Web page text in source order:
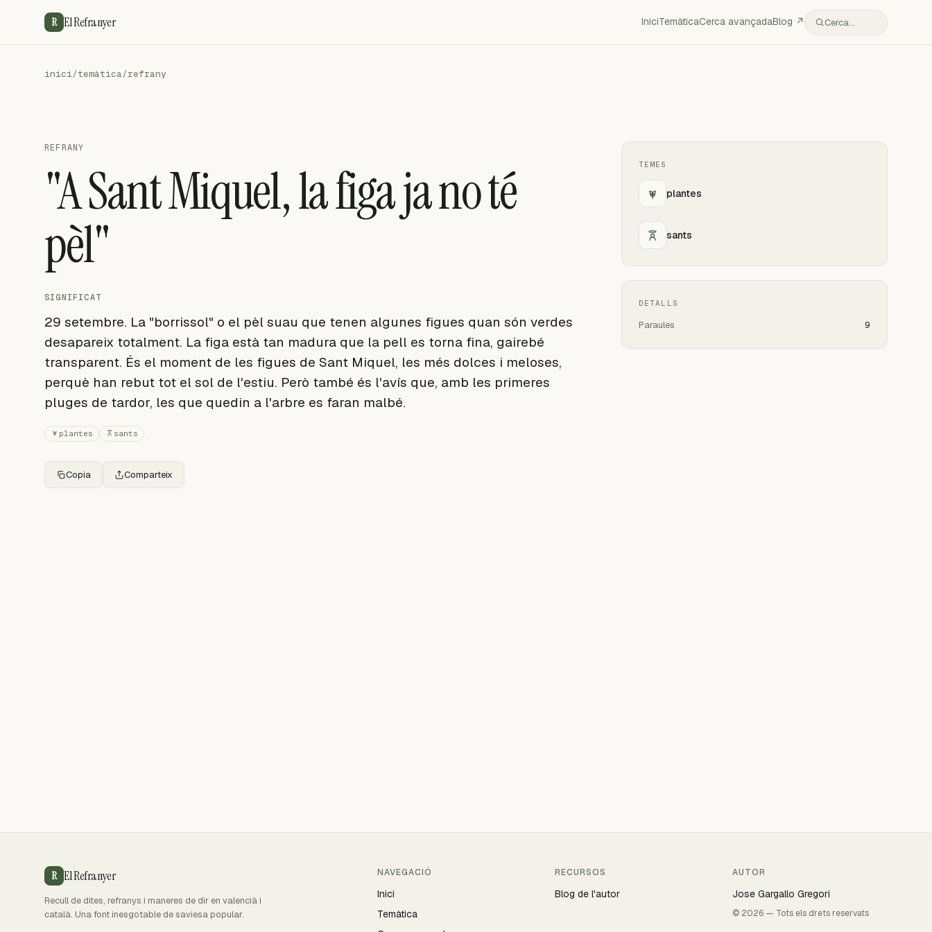
R El Refranyer IniciTemàticaCerca avançadaBlog ↗ Cerca…
inici/temàtica/refrany
REFRANY
"A Sant Miquel, la figa ja no té
pèl"
SIGNIFICAT
29 setembre. La "borrissol" o el pèl suau que tenen algunes figues quan són verdes
desapareix totalment. La figa està tan madura que la pell es torna fina, gairebé
transparent. És el moment de les figues de Sant Miquel, les més dolces i meloses,
perquè han rebut tot el sol de l'estiu. Però també és l'avís que, amb les primeres
pluges de tardor, les que quedin a l'arbre es faran malbé.
plantes sants
Copia Comparteix
TEMES
plantes
sants
DETALLS
Paraules 9
R El Refranyer
Recull de dites, refranys i maneres de dir en valencià i
català. Una font inesgotable de saviesa popular.
NAVEGACIÓ
Inici
Temàtica
RECURSOS
Blog de l'autor
AUTOR
Jose Gargallo Gregori
© 2026 — Tots els drets reservats